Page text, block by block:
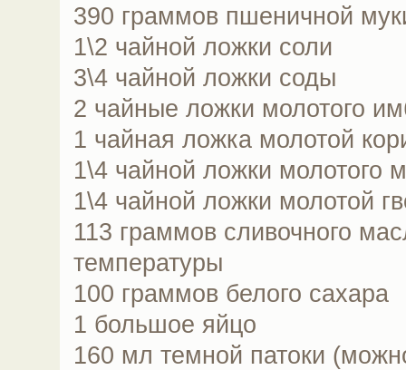
390 граммов пшеничной
1\2 чайной ложки соли
3\4 чайной ложки соды
2 чайные ложки молотого
1 чайная ложка молотой
1\4 чайной ложки молотого
1\4 чайной ложки молотой
113 граммов сливочного
температуры
100 граммов белого сахара
1 большое яйцо
160 мл темной патоки